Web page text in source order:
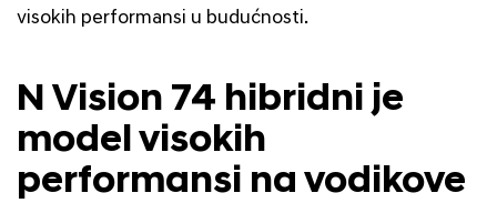
visokih performansi u budućnosti.
N Vision 74 hibridni je
model visokih
performansi na vodikove